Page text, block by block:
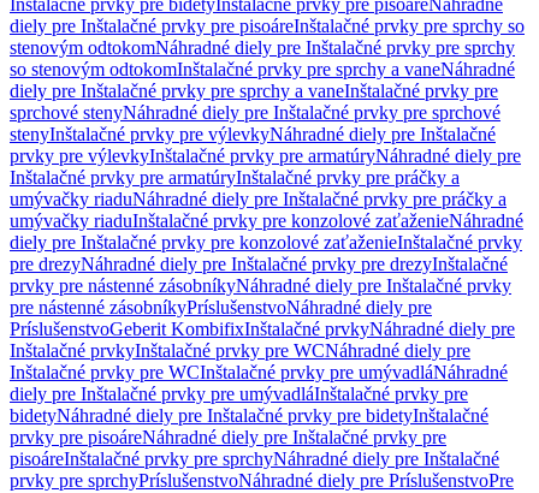
Inštalačné prvky pre bidetyInštalačné prvky pre pisoáreNáhradné
diely pre Inštalačné prvky pre pisoáreInštalačné prvky pre sprchy so
stenovým odtokomNáhradné diely pre Inštalačné prvky pre sprchy
so stenovým odtokomInštalačné prvky pre sprchy a vaneNáhradné
diely pre Inštalačné prvky pre sprchy a vaneInštalačné prvky pre
sprchové stenyNáhradné diely pre Inštalačné prvky pre sprchové
stenyInštalačné prvky pre výlevkyNáhradné diely pre Inštalačné
prvky pre výlevkyInštalačné prvky pre armatúryNáhradné diely pre
Inštalačné prvky pre armatúryInštalačné prvky pre práčky a
umývačky riaduNáhradné diely pre Inštalačné prvky pre práčky a
umývačky riaduInštalačné prvky pre konzolové zaťaženieNáhradné
diely pre Inštalačné prvky pre konzolové zaťaženieInštalačné prvky
pre drezyNáhradné diely pre Inštalačné prvky pre drezyInštalačné
prvky pre nástenné zásobníkyNáhradné diely pre Inštalačné prvky
pre nástenné zásobníkyPríslušenstvoNáhradné diely pre
PríslušenstvoGeberit KombifixInštalačné prvkyNáhradné diely pre
Inštalačné prvkyInštalačné prvky pre WCNáhradné diely pre
Inštalačné prvky pre WCInštalačné prvky pre umývadláNáhradné
diely pre Inštalačné prvky pre umývadláInštalačné prvky pre
bidetyNáhradné diely pre Inštalačné prvky pre bidetyInštalačné
prvky pre pisoáreNáhradné diely pre Inštalačné prvky pre
pisoáreInštalačné prvky pre sprchyNáhradné diely pre Inštalačné
prvky pre sprchyPríslušenstvoNáhradné diely pre PríslušenstvoPre